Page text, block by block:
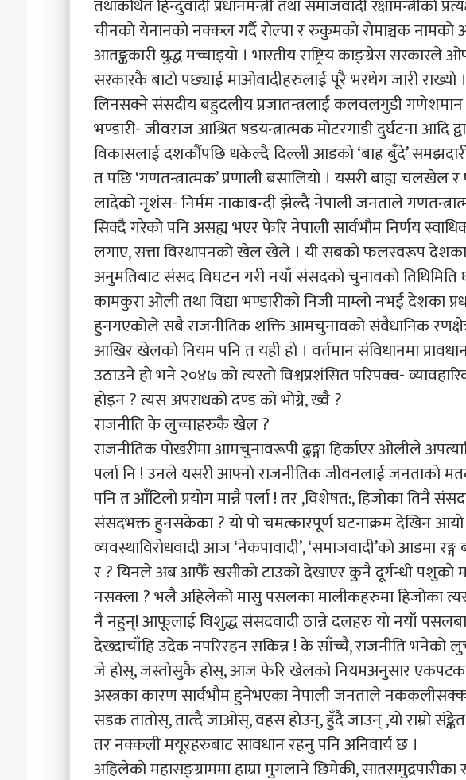
तथाकथित हिन्दुवादी प्रधानमन्त्री तथा समाजवादी रक्षामन्त्रीकाे
चीनकाे येनानकाे नक्कल गर्दै राेल्पा र रुकुमकाे राेमाञ्चक नामकाे
आतङ्ककारी युद्ध मच्चाइयाे । भारतीय राष्ट्रिय काङ्ग्रेस सरकारले
सरकारकै बाटाे पछ्याई माओवादीहरुलाई पूरै भरथेग जारी
लिनसक्ने संसदीय बहुदलीय प्रजातन्त्रलाई कलवलगुडी गणेशमान
भण्डारी- जीवराज आश्रित षडयन्त्रात्मक माेटरगाडी दुर्घटना आदि
विकासलाई दशकाैंपछि धकेल्दै दिल्ली आडकाे ‘बाह्र बुँदे’
त पछि ‘गणतन्त्रात्मक’ प्रणाली बसालियाे । यसरी बाह्य चलखेल
लादेकाे नृशंस- निर्मम नाकाबन्दी झेल्दै नेपाली जनताले
सिक्दै गरेकाे पनि असह्य भएर फेरि नेपाली सार्वभाैम निर्णय
लगाए, सत्ता विस्थापनकाे खेल खेले । यी सबकाे फलस्वरूप देशका
अनुमतिबाट संसद विघटन गरी नयाँ संसदकाे चुनावकाे तिथिमिति
कामकुरा ओली तथा विद्या भण्डारीकाे निजी माम्लाे नभई देशका
हुनगएकाेले सबै राजनीतिक शक्ति आमचुनावकाे संवैधानिक
आखिर खेलकाे नियम पनि त यही हाे । वर्तमान संविधानमा
उठाउने हाे भने २०४७ काे त्यस्ताे विश्वप्रशंसित परिपक्व-
हाेइन ? त्यस अपराधकाे दण्ड काे भाेग्ने, ख्वै ?
राजनीति के लुच्चाहरुकै खेल ?
राजनीतिक पाेखरीमा आमचुनावरूपी ढुङ्गा हिर्काएर ओलीले
पर्ला नि ! उनले यसरी आफ्नाे राजनीतिक जीवनलाई जनताकाे
पनि त आँटिलाे प्रयाेग मान्नै पर्ला ! तर ,विशेषत:, हिजाेका तिनै
संसदभक्त हुनसकेका ? याे पाे चमत्कारपूर्ण घटनाक्रम देखिन
व्यवस्थाविराेधवादी आज ‘नेकपावादी’, ‘समाजवादी’काे आडमा
र ? यिनले अब आफैँ खसीकाे टाउकाे देखाएर कुनै दूर्गन्धी पशुकाे
नसक्ला ? भलै अहिलेकाे मासु पसलका मालीकहरुमा हिजाेका
नै नहुन्! आफूलाई विशुद्ध संसदवादी ठान्ने दलहरु याे नयाँ
देख्दाचाँहि उदेक नपरिरहन सकिन्न ! के साँच्चै, राजनीति भनेकाे
जे हाेस्, जस्ताेसुकै हाेस्, आज फेरि खेलकाे नियमअनुसार एकपटक
अस्त्रका कारण सार्वभाैम हुनेभएका नेपाली जनताले
सडक ताताेस्, तात्दै जाओस्, वहस हाेउन्, हुँदै जाउन् ,याे राम्राे
तर नक्कली मयूरहरुबाट सावधान रहनु पनि अनिवार्य छ ।
अहिलेकाे महासङ्ग्राममा हाम्रा मुगलाने छिमेकी,